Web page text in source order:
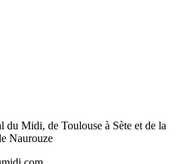
du Midi, de Toulouse à Sète et de la
Naurouze